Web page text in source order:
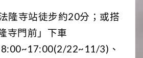
隆寺站徒步約20分；或搭
寺門前」下車
22~11/3)、